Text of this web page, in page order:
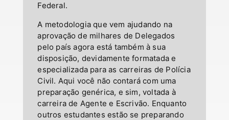
Federal.
A metodologia que vem ajudando na
aprovação de milhares de Delegados
pelo país agora está também à sua
disposição, devidamente formatada e
especializada para as carreiras de Polícia
Civil. Aqui você não contará com uma
preparação genérica, e sim, voltada à
carreira de Agente e Escrivão. Enquanto
outros estudantes estão se preparando